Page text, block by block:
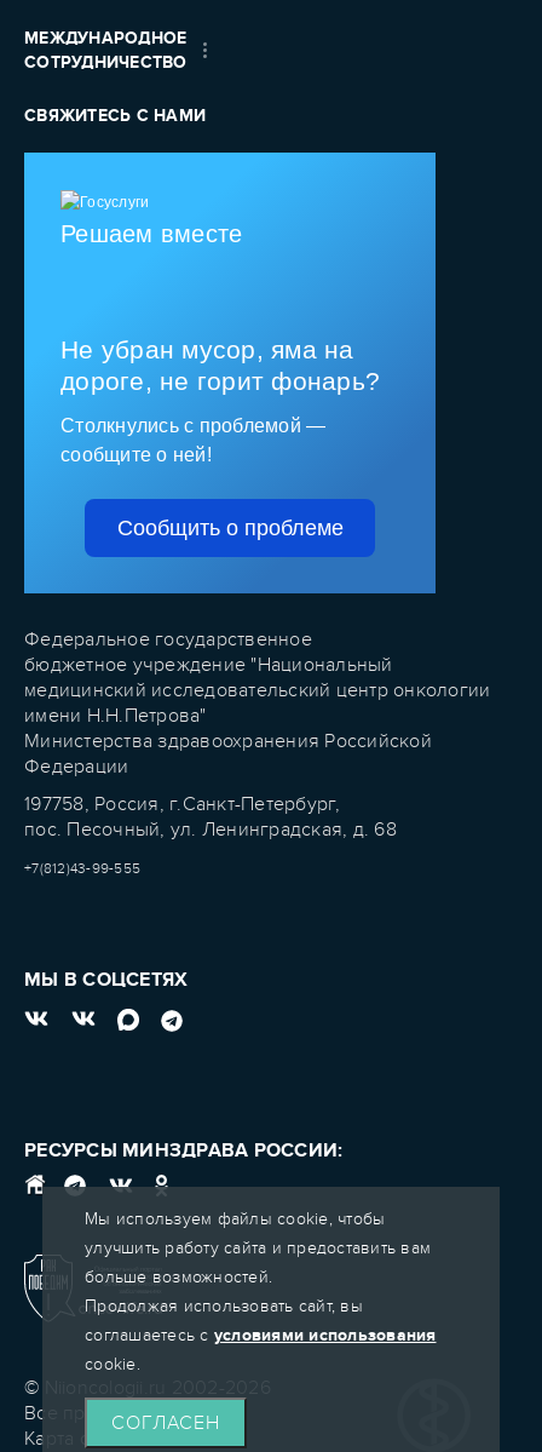
Мы используем файлы cookie, чтобы
улучшить работу сайта и предоставить вам
больше возможностей.
Продолжая использовать сайт, вы
соглашаетесь с условиями использования
cookie.
СОГЛАСЕН
МЕЖДУНАРОДНОЕ
СОТРУДНИЧЕСТВО
СВЯЖИТЕСЬ С НАМИ
Решаем вместе
Не убран мусор, яма на
дороге, не горит фонарь?
Столкнулись с проблемой —
сообщите о ней!
Сообщить о проблеме
Федеральное государственное
бюджетное учреждение "Национальный
медицинский исследовательский центр онкологии
имени Н.Н.Петрова"
Министерства здравоохранения Российской
Федерации
197758, Россия, г.Санкт-Петербург,
пос. Песочный, ул. Ленинградская, д. 68
+7(812)43-99-555
МЫ В СОЦСЕТЯХ
РЕСУРСЫ МИНЗДРАВА РОССИИ:
© Niioncologii.ru 2002-2026
Все права защищены
Карта сайта